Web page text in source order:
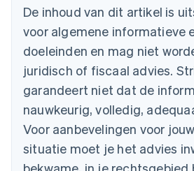
De inhoud van dit artikel is
voor algemene informatieve
doeleinden en mag niet
juridisch of fiscaal advies.
garandeert niet dat de
nauwkeurig, volledig,
Voor aanbevelingen voor
situatie moet je het advies
Português English
Bulgarije
English
Canada
EnglishFrançais
English
Denemarken
Duitsland
DeutschEnglish
Estland